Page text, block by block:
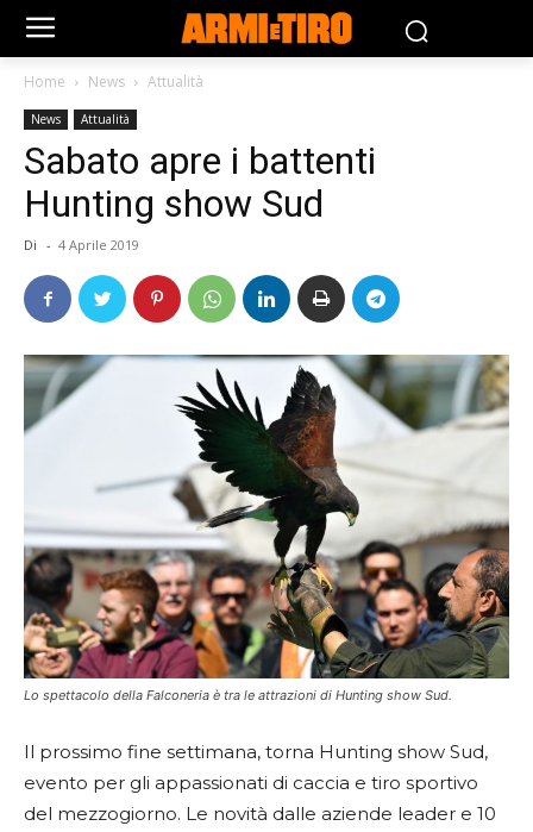
Home News Attualità
News Attualità
Sabato apre i battenti
Hunting show Sud
Di - 4 Aprile 2019
Lo spettacolo della Falconeria è tra le attrazioni di Hunting show Sud.
Il prossimo fine settimana, torna Hunting show Sud,
evento per gli appassionati di caccia e tiro sportivo
del mezzogiorno. Le novità dalle aziende leader e 10